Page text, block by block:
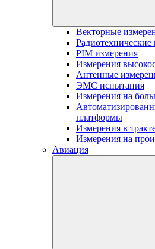
Векторные
Радиотехнические
PIM измерения
Измерения
Антенные
ЭМС испытания
Измерения на
платформы
Измерения в
Измерения на
Авиация